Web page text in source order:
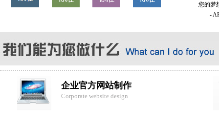
您的梦
-
企业官方网站制作
Corporate website design